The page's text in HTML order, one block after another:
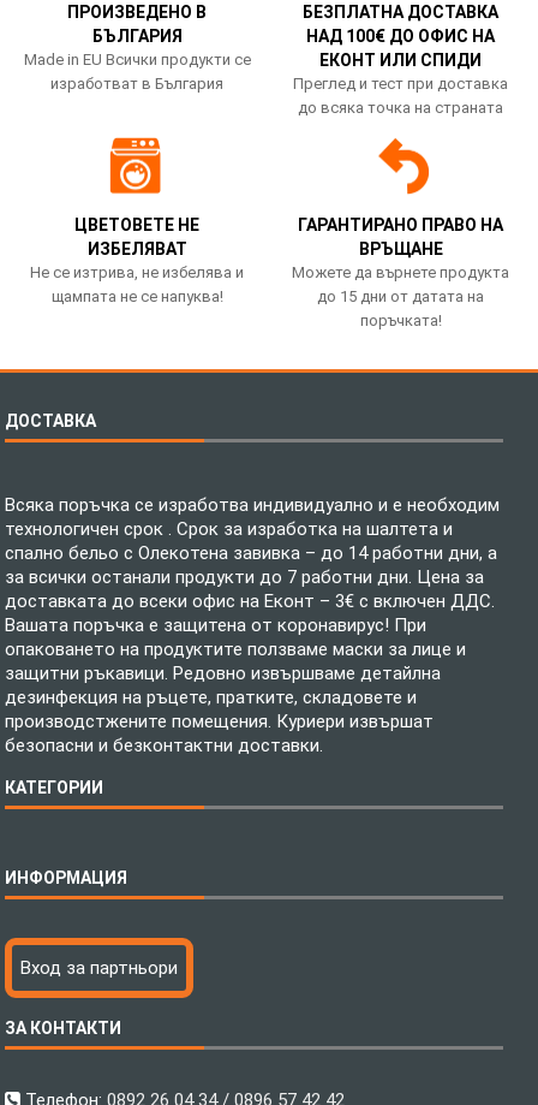
ПРОИЗВЕДЕНО В
БЪЛГАРИЯ
Made in EU Всички продукти се
изработват в България
БЕЗПЛАТНА ДОСТАВКА
НАД 100€ ДО ОФИС НА
ЕКОНТ ИЛИ СПИДИ
Преглед и тест при доставка
до всяка точка на страната
ЦВЕТОВЕТЕ НЕ
ИЗБЕЛЯВАТ
Не се изтрива, не избелява и
щампата не се напуква!
ГАРАНТИРАНО ПРАВО НА
ВРЪЩАНЕ
Можете да върнете продукта
до 15 дни от датата на
поръчката!
ДОСТАВКА
Всяка поръчка се изработва индивидуално и е необходим
технологичен срок . Срок за изработка на шалтета и
спално бельо с Олекотена завивка – до 14 работни дни, а
за всички останали продукти до 7 работни дни. Цена за
доставката до всеки офис на Еконт – 3€ с включен ДДС.
Вашата поръчка е защитена от коронавирус! При
опаковането на продуктите ползваме маски за лице и
защитни ръкавици. Редовно извършваме детайлна
дезинфекция на ръцете, пратките, складовете и
производстжените помещения. Куриери извършат
безопасни и безконтактни доставки.
КАТЕГОРИИ
Бебешки спални комплекти
Тениски с пълноцветен печат
Хавлиени кърпи
Пончо за водни спортове
Микрофибърни Велурени Кърпи
ИНФОРМАЦИЯ
Технология на печатане
Файлове за печат
Как да поръчам?
С какво сме различни?
Вход за партньори
ЗА КОНТАКТИ
Телефон:0892 26 04 34 / 0896 57 42 42